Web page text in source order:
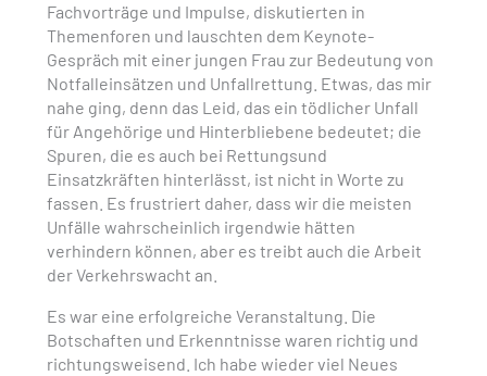
Fachvorträge und Impulse, diskutierten in
Themenforen und lauschten dem Keynote-
Gespräch mit einer jungen Frau zur Bedeutung von
Notfalleinsätzen und Unfallrettung. Etwas, das mir
nahe ging, denn das Leid, das ein tödlicher Unfall
für Angehörige und Hinterbliebene bedeutet; die
Spuren, die es auch bei Rettungsund
Einsatzkräften hinterlässt, ist nicht in Worte zu
fassen. Es frustriert daher, dass wir die meisten
Unfälle wahrscheinlich irgendwie hätten
verhindern können, aber es treibt auch die Arbeit
der Verkehrswacht an.
Es war eine erfolgreiche Veranstaltung. Die
Botschaften und Erkenntnisse waren richtig und
richtungsweisend. Ich habe wieder viel Neues